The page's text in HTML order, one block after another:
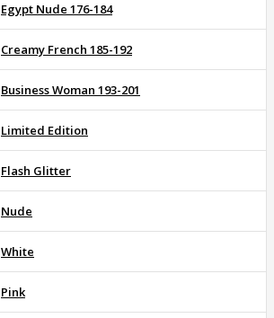
Egypt Nude 176-184
Creamy French 185-192
Business Woman 193-201
Limited Edition
Flash Glitter
Nude
White
Pink